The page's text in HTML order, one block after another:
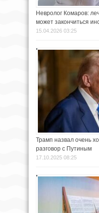
Невролог Комаров:
может закончиться
15.04.2026 03:25
Трамп назвал очень
разговор с Путиным
17.10.2025 08:25